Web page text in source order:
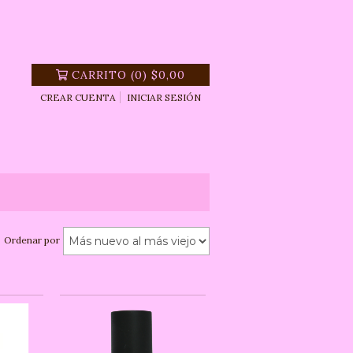
CARRITO (0)$0,00
CREAR CUENTA INICIAR SESIÓN
Ordenar por